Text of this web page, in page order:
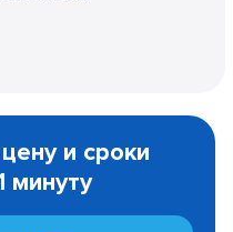
и сроки
минуту